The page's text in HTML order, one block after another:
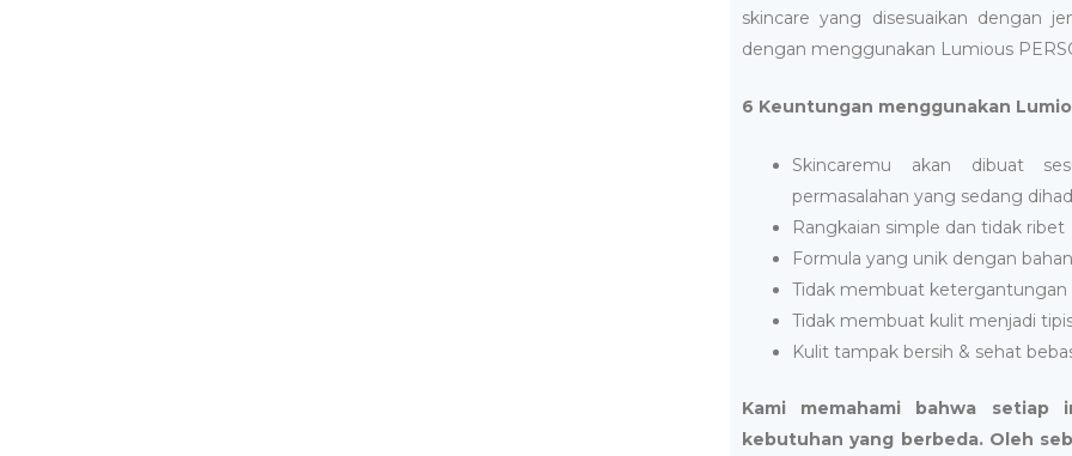
skincare yang disesuaikan dengan
dengan menggunakan Lumious
6 Keuntungan menggunakan
Skincaremu akan dibuat
permasalahan yang sedang
Rangkaian simple dan tidak ribet
Formula yang unik dengan
Tidak membuat ketergantungan
Tidak membuat kulit menjadi
Kulit tampak bersih & sehat
Kami memahami bahwa setiap
kebutuhan yang berbeda. Oleh